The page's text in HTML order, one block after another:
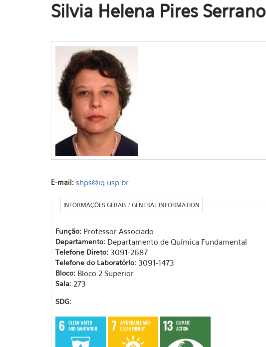
Silvia Helena Pires Serrano
E-mail: shps@iq.usp.br
INFORMAÇÕES GERAIS / GENERAL INFORMATION
Função: Professor Associado
Departamento: Departamento de Química Fundamental
Telefone Direto: 3091-2687
Telefone do Laboratório: 3091-1473
Bloco: Bloco 2 Superior
Sala: 273
SDG: